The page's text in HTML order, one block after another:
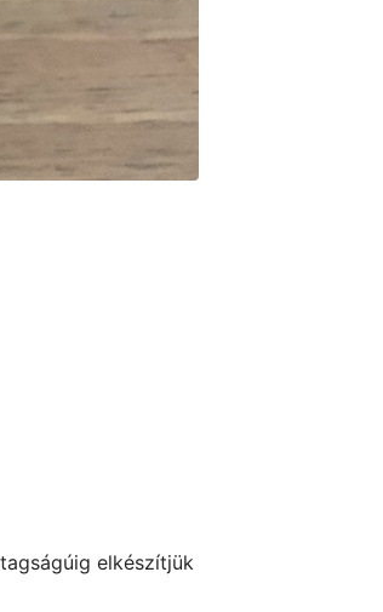
elkészítjük